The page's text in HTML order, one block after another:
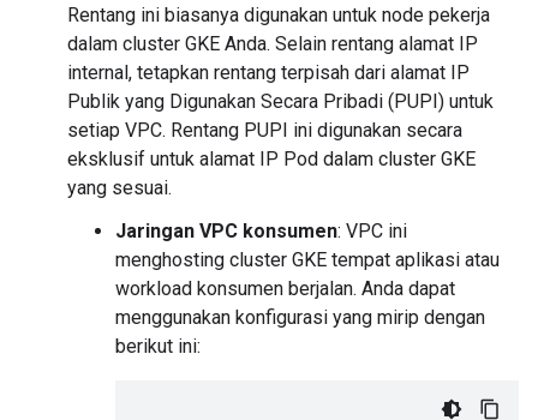
Rentang ini biasanya digunakan untuk node pekerja
dalam cluster GKE Anda. Selain rentang alamat IP
internal, tetapkan rentang terpisah dari alamat IP
Publik yang Digunakan Secara Pribadi (PUPI) untuk
setiap VPC. Rentang PUPI ini digunakan secara
eksklusif untuk alamat IP Pod dalam cluster GKE
yang sesuai.
Jaringan VPC konsumen: VPC ini
menghosting cluster GKE tempat aplikasi atau
workload konsumen berjalan. Anda dapat
menggunakan konfigurasi yang mirip dengan
berikut ini: